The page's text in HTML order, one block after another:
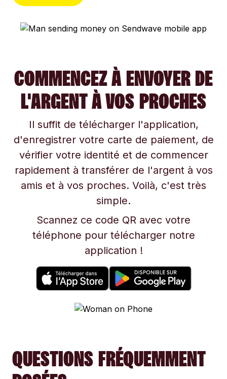
COMMENCEZ À ENVOYER DE
L'ARGENT À VOS PROCHES
Il suffit de télécharger l'application,
d'enregistrer votre carte de paiement, de
vérifier votre identité et de commencer
rapidement à transférer de l'argent à vos
amis et à vos proches. Voilà, c'est très
simple.
Scannez ce code QR avec votre
téléphone pour télécharger notre
application !
QUESTIONS FRÉQUEMMENT